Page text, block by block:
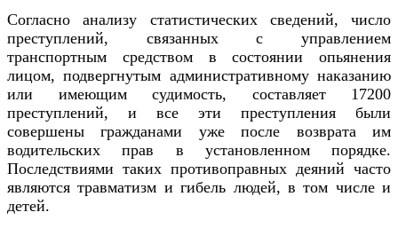
Согласно анализу статистических сведений, число
преступлений, связанных с управлением
транспортным средством в состоянии опьянения
лицом, подвергнутым административному наказанию
или имеющим судимость, составляет 17200
преступлений, и все эти преступления были
совершены гражданами уже после возврата им
водительских прав в установленном порядке.
Последствиями таких противоправных деяний часто
являются травматизм и гибель людей, в том числе и
детей.